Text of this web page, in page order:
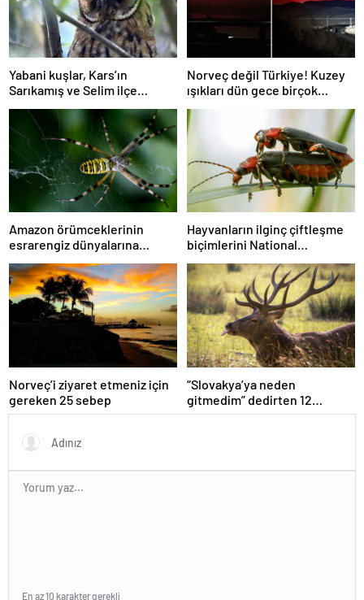
Yabani kuşlar, Kars’ın
Sarıkamış ve Selim ilçe
merkezlerinde bile özgürce
dolaşıyor
Norveç değil Türkiye! Kuzey
ışıkları dün gece birçok
kentimizde görüldü
Amazon örümceklerinin
esrarengiz dünyalarına
gitmeye hazır olun.
Hayvanların ilginç çiftleşme
biçimlerini National
Geographic görüntüledi.
Norveç’i ziyaret etmeniz için
gereken 25 sebep
“Slovakya’ya neden
gitmedim” dedirten 12
fotoğraf
En az 10 karakter gerekli